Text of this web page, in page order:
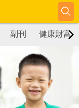
副刊 健康財富